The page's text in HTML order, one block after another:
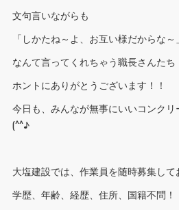
文句言いながらも
「しかたね～よ、お互い様だからな～」
なんて言ってくれちゃう職長さんたち
ホントにありがとうございます！！
今日も、みんなが無事にいいコンクリ
(^^♪
大塩建設では、作業員を随時募集して
学歴、年齢、経歴、住所、国籍不問！